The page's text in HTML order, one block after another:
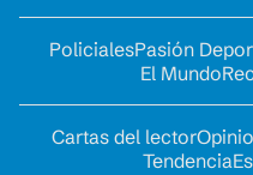
PolicialesPasión
El Mundo
Cartas del lector
Tendencia